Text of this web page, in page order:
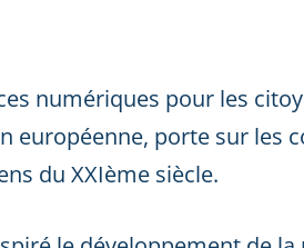
numériques pour les
européenne, porte sur les
du XXIème siècle.